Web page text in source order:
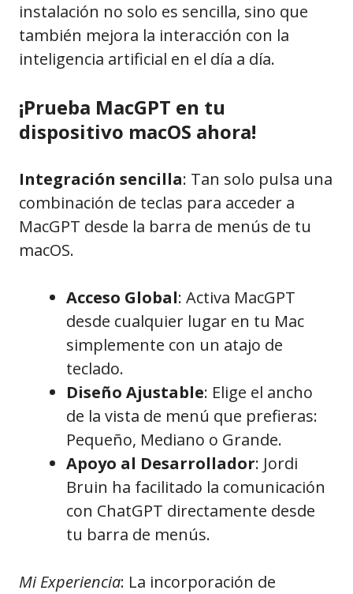
instalación no solo es sencilla, sino que
también mejora la interacción con la
inteligencia artificial en el día a día.
¡Prueba MacGPT en tu
dispositivo macOS ahora!
Integración sencilla: Tan solo pulsa una
combinación de teclas para acceder a
MacGPT desde la barra de menús de tu
macOS.
Acceso Global: Activa MacGPT
desde cualquier lugar en tu Mac
simplemente con un atajo de
teclado.
Diseño Ajustable: Elige el ancho
de la vista de menú que prefieras:
Pequeño, Mediano o Grande.
Apoyo al Desarrollador: Jordi
Bruin ha facilitado la comunicación
con ChatGPT directamente desde
tu barra de menús.
Mi Experiencia: La incorporación de